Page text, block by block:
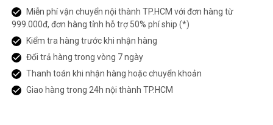
Miễn phí vận chuyển nội thành TP.HCM với đơn hàng từ
999.000đ, đơn hàng tỉnh hỗ trợ 50% phí ship (*)
Kiểm tra hàng trước khi nhận hàng
Đổi trả hàng trong vòng 7 ngày
Thanh toán khi nhận hàng hoặc chuyển khoản
Giao hàng trong 24h nội thành TP.HCM